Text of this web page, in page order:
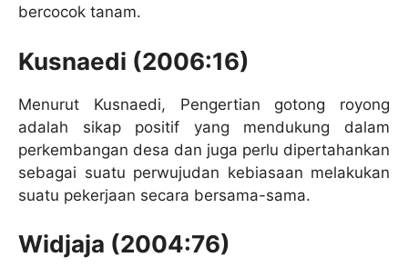
bercocok tanam.
Kusnaedi (2006:16)
Menurut Kusnaedi, Pengertian gotong royong
adalah sikap positif yang mendukung dalam
perkembangan desa dan juga perlu dipertahankan
sebagai suatu perwujudan kebiasaan melakukan
suatu pekerjaan secara bersama-sama.
Widjaja (2004:76)